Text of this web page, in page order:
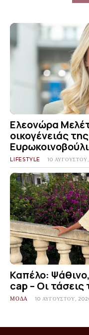
Ελεονώρα
οικογένειάς
LIFESTYLE 10
Καπέλο:
cap – Οι τάσεις
ΜΟΔΑ 10 ΑΥΓΟΎΣΤΟΥ,